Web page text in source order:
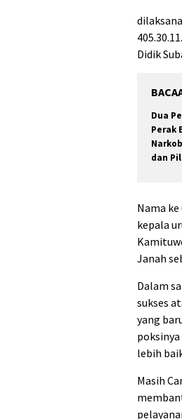
Didik
Dua
Perak
dan
Nama
kepala
Janah
Dalam
sukses
yang
lebih
Masih